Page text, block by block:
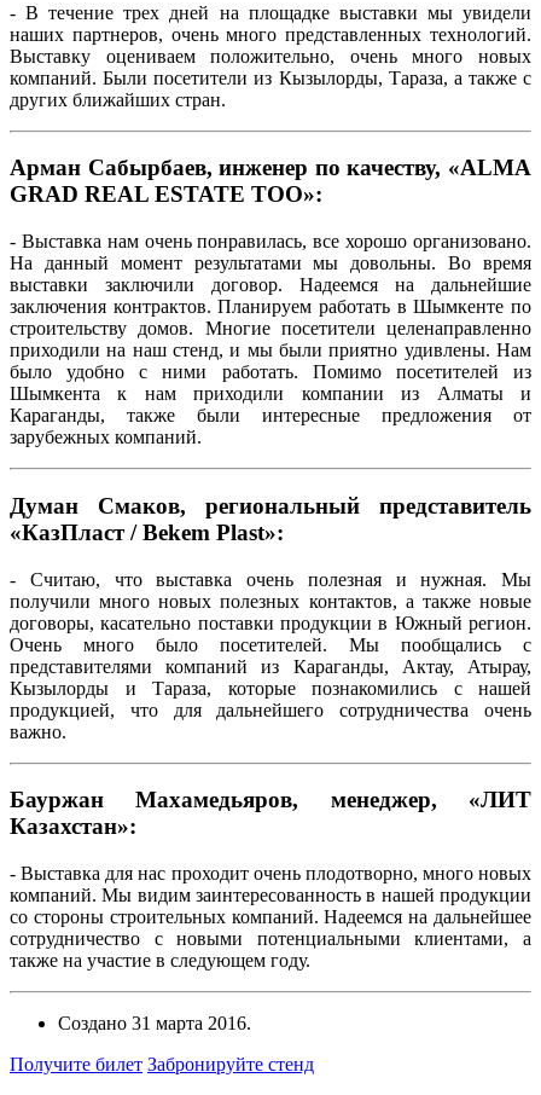
- В течение трех дней на площадке выставки мы увидели
наших партнеров, очень много представленных технологий.
Выставку оцениваем положительно, очень много новых
компаний. Были посетители из Кызылорды, Тараза, а также с
других ближайших стран.
Арман Сабырбаев, инженер по качеству, «ALMA
GRAD REAL ESTATE ТОО»:
- Выставка нам очень понравилась, все хорошо организовано.
На данный момент результатами мы довольны. Во время
выставки заключили договор. Надеемся на дальнейшие
заключения контрактов. Планируем работать в Шымкенте по
строительству домов. Многие посетители целенаправленно
приходили на наш стенд, и мы были приятно удивлены. Нам
было удобно с ними работать. Помимо посетителей из
Шымкента к нам приходили компании из Алматы и
Караганды, также были интересные предложения от
зарубежных компаний.
Думан Смаков, региональный представитель
«КазПласт / Bekem Plast»:
- Считаю, что выставка очень полезная и нужная. Мы
получили много новых полезных контактов, а также новые
договоры, касательно поставки продукции в Южный регион.
Очень много было посетителей. Мы пообщались с
представителями компаний из Караганды, Актау, Атырау,
Кызылорды и Тараза, которые познакомились с нашей
продукцией, что для дальнейшего сотрудничества очень
важно.
Бауржан Махамедьяров, менеджер, «ЛИТ
Казахстан»:
- Выставка для нас проходит очень плодотворно, много новых
компаний. Мы видим заинтересованность в нашей продукции
со стороны строительных компаний. Надеемся на дальнейшее
сотрудничество с новыми потенциальными клиентами, а
также на участие в следующем году.
Создано 31 марта 2016.
Получите билет Забронируйте стенд